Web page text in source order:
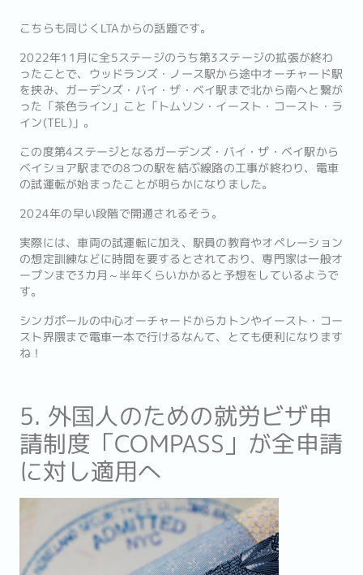
こちらも同じくLTAからの話題です。
2022年11月に全5ステージのうち第3ステージの拡張が終わ
ったことで、ウッドランズ・ノース駅から途中オーチャード駅
を挟み、ガーデンズ・バイ・ザ・ベイ駅まで北から南へと繋が
った「茶色ライン」こと「トムソン・イースト・コースト・ラ
イン(TEL)」。
この度第4ステージとなるガーデンズ・バイ・ザ・ベイ駅から
ベイショア駅までの8つの駅を結ぶ線路の工事が終わり、電車
の試運転が始まったことが明らかになりました。
2024年の早い段階で開通されるそう。
実際には、車両の試運転に加え、駅員の教育やオペレーション
の想定訓練などに時間を要するとされており、専門家は一般オ
ープンまで3カ月～半年くらいかかると予想をしているようで
す。
シンガポールの中心オーチャードからカトンやイースト・コー
スト界隈まで電車一本で行けるなんて、とても便利になります
ね！
5. 外国人のための就労ビザ申
請制度「COMPASS」が全申請
に対し適用へ